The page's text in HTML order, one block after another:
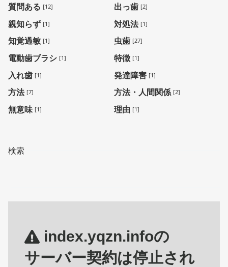
質問ある [12] 出っ歯 [2]
親知らず [1] 対処法 [1]
知覚過敏 [1] 虫歯 [27]
電動歯ブラシ [1] 特徴 [1]
入れ歯 [1] 発達障害 [1]
方法 [7] 方法・人間関係 [2]
無意味 [1] 理由 [1]
検索